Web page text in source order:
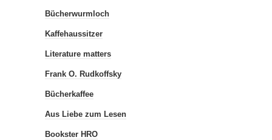
Bücherwurmloch
Kaffehaussitzer
Literature matters
Frank O. Rudkoffsky
Bücherkaffee
Aus Liebe zum Lesen
Bookster HRO